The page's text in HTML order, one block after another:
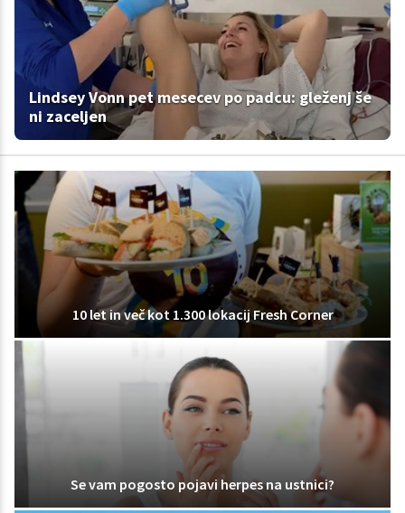
Lindsey Vonn pet mesecev po padcu: gleženj še
ni zaceljen
10 let in več kot 1.300 lokacij Fresh Corner
Se vam pogosto pojavi herpes na ustnici?